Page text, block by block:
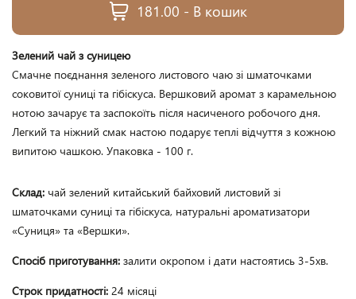
181.00 - В кошик
Зелений чай з суницею
Смачне поєднання зеленого листового чаю зі шматочками
соковитої суниці та гібіскуса. Вершковий аромат з карамельною
нотою зачарує та заспокоїть після насиченого робочого дня.
Легкий та ніжний смак настою подарує теплі відчуття з кожною
випитою чашкою. Упаковка - 100 г.
Склад: чай зелений китайський байховий листовий зі
шматочками суниці та гібіскуса, натуральні ароматизатори
«Суниця» та «Вершки».
Спосіб приготування: залити окропом і дати настоятись 3-5хв.
Строк придатності: 24 місяці